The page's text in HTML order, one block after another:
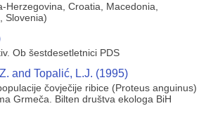
Herzegovina, Croatia, Macedonia,
Slovenia)
Ob šestdesetletnici PDS
and Topalić, L.J. (1995)
čovječije ribice (Proteus anguinus)
Grmeča. Bilten društva ekologa BiH